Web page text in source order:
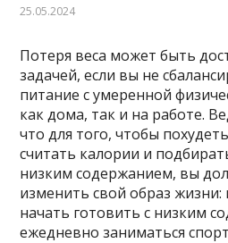
25.05.2024
Потеря веса может быть
задачей, если вы не
питание с умеренной
как дома, так и на работе.
что для того, чтобы
считать калории и
низким содержанием, вы
изменить свой образ жизни:
начать готовить с низким
ежедневно заниматься